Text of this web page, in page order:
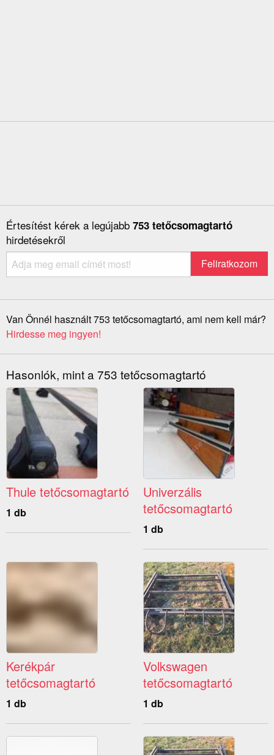
Értesítést kérek a legújabb 753 tetőcsomagtartó
hirdetésekről
Van Önnél használt 753 tetőcsomagtartó, ami nem kell már?
Hirdesse meg ingyen!
Hasonlók, mint a 753 tetőcsomagtartó
Thule tetőcsomagtartó
1 db
Univerzális
tetőcsomagtartó
1 db
Kerékpár
tetőcsomagtartó
1 db
Volkswagen
tetőcsomagtartó
1 db